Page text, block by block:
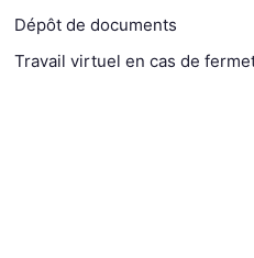
Dépôt de documents
Travail virtuel en cas de